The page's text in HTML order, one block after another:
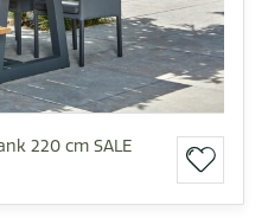
220 cm SALE